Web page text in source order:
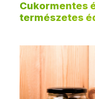
Cukormentes
természetes